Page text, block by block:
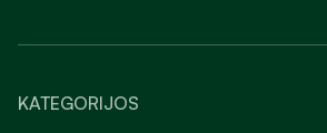
KATEGORIJOS